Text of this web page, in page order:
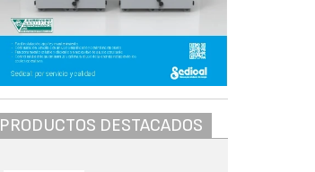
PRODUCTOS DESTACADOS